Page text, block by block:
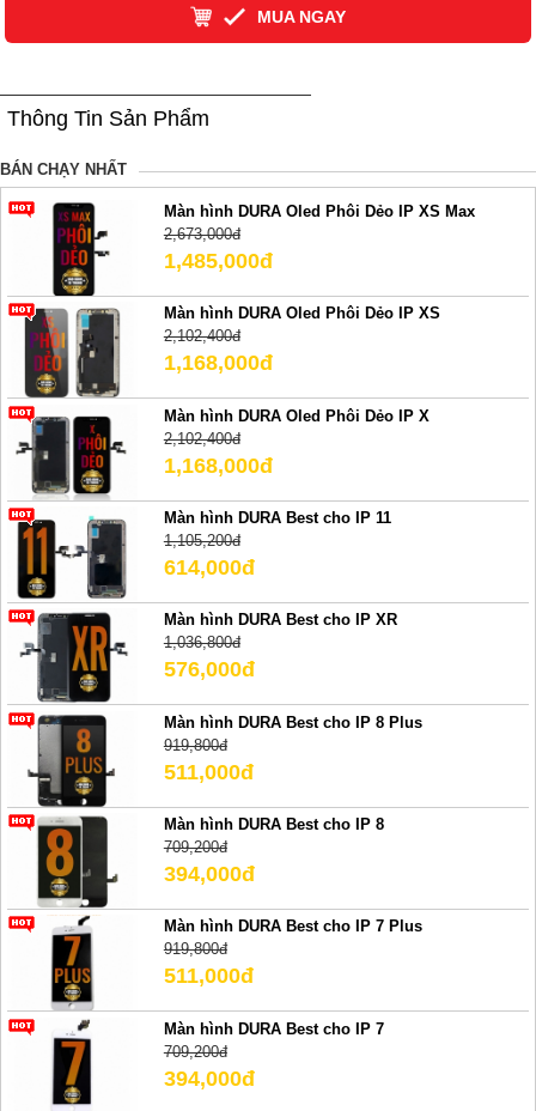
MUA NGAY
Thông Tin Sản Phẩm
BÁN CHẠY NHẤT
Màn hình DURA Oled Phôi Dẻo IP XS Max
2,673,000đ
1,485,000đ
Màn hình DURA Oled Phôi Dẻo IP XS
2,102,400đ
1,168,000đ
Màn hình DURA Oled Phôi Dẻo IP X
2,102,400đ
1,168,000đ
Màn hình DURA Best cho IP 11
1,105,200đ
614,000đ
Màn hình DURA Best cho IP XR
1,036,800đ
576,000đ
Màn hình DURA Best cho IP 8 Plus
919,800đ
511,000đ
Màn hình DURA Best cho IP 8
709,200đ
394,000đ
Màn hình DURA Best cho IP 7 Plus
919,800đ
511,000đ
Màn hình DURA Best cho IP 7
709,200đ
394,000đ